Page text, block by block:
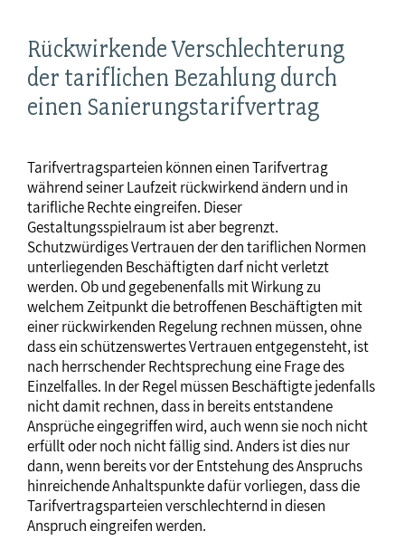
Rückwirkende Verschlechterung
der tariflichen Bezahlung durch
einen Sanierungstarifvertrag
Tarifvertragsparteien können einen Tarifvertrag
während seiner Laufzeit rückwirkend ändern und in
tarifliche Rechte eingreifen. Dieser
Gestaltungsspielraum ist aber begrenzt.
Schutzwürdiges Vertrauen der den tariflichen Normen
unterliegenden Beschäftigten darf nicht verletzt
werden. Ob und gegebenenfalls mit Wirkung zu
welchem Zeitpunkt die betroffenen Beschäftigten mit
einer rückwirkenden Regelung rechnen müssen, ohne
dass ein schützenswertes Vertrauen entgegensteht, ist
nach herrschender Rechtsprechung eine Frage des
Einzelfalles. In der Regel müssen Beschäftigte jedenfalls
nicht damit rechnen, dass in bereits entstandene
Ansprüche eingegriffen wird, auch wenn sie noch nicht
erfüllt oder noch nicht fällig sind. Anders ist dies nur
dann, wenn bereits vor der Entstehung des Anspruchs
hinreichende Anhaltspunkte dafür vorliegen, dass die
Tarifvertragsparteien verschlechternd in diesen
Anspruch eingreifen werden.